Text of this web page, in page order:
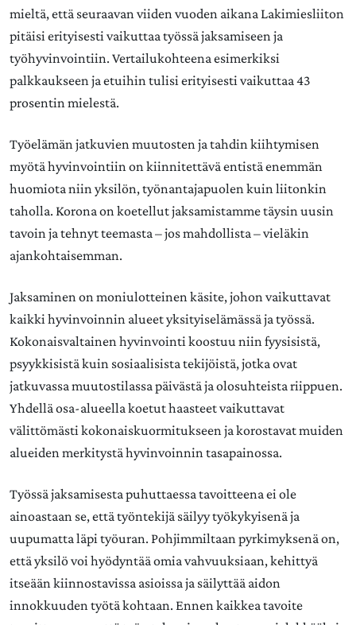
mieltä, että seuraavan viiden vuoden aikana Lakimiesliiton
pitäisi erityisesti vaikuttaa työssä jaksamiseen ja
työhyvinvointiin. Vertailukohteena esimerkiksi
palkkaukseen ja etuihin tulisi erityisesti vaikuttaa 43
prosentin mielestä.
Työelämän jatkuvien muutosten ja tahdin kiihtymisen
myötä hyvinvointiin on kiinnitettävä entistä enemmän
huomiota niin yksilön, työnantajapuolen kuin liitonkin
taholla. Korona on koetellut jaksamistamme täysin uusin
tavoin ja tehnyt teemasta – jos mahdollista – vieläkin
ajankohtaisemman.
Jaksaminen on moniulotteinen käsite, johon vaikuttavat
kaikki hyvinvoinnin alueet yksityiselämässä ja työssä.
Kokonaisvaltainen hyvinvointi koostuu niin fyysisistä,
psyykkisistä kuin sosiaalisista tekijöistä, jotka ovat
jatkuvassa muutostilassa päivästä ja olosuhteista riippuen.
Yhdellä osa-alueella koetut haasteet vaikuttavat
välittömästi kokonaiskuormitukseen ja korostavat muiden
alueiden merkitystä hyvinvoinnin tasapainossa.
Työssä jaksamisesta puhuttaessa tavoitteena ei ole
ainoastaan se, että työntekijä säilyy työkykyisenä ja
uupumatta läpi työuran. Pohjimmiltaan pyrkimyksenä on,
että yksilö voi hyödyntää omia vahvuuksiaan, kehittyä
itseään kiinnostavissa asioissa ja säilyttää aidon
innokkuuden työtä kohtaan. Ennen kaikkea tavoite